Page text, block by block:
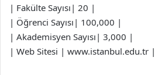
| Fakülte Sayısı| 20 |
| Öğrenci Sayısı| 100,000 |
| Akademisyen Sayısı| 3,000 |
| Web Sitesi | www.istanbul.edu.tr |